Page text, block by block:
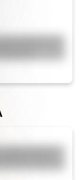
Bolívar: así
cordones tienen